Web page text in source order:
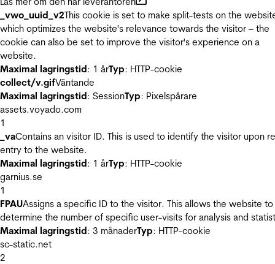
_vwo_uuid_v2This cookie is set to make split-tests on the
which optimizes the website's relevance towards the visitor – the
cookie can also be set to improve the visitor's experience on a
website.
Maximal lagringstid: 1 årTyp: HTTP-cookie
collect/v.gifVäntande
Maximal lagringstid: SessionTyp: Pixelspårare
assets.voyado.com
1
_vaContains an visitor ID. This is used to identify the visitor upon
entry to the website.
Maximal lagringstid: 1 årTyp: HTTP-cookie
garnius.se
1
FPAUAssigns a specific ID to the visitor. This allows the website to
determine the number of specific user-visits for analysis and
Maximal lagringstid: 3 månaderTyp: HTTP-cookie
sc-static.net
2